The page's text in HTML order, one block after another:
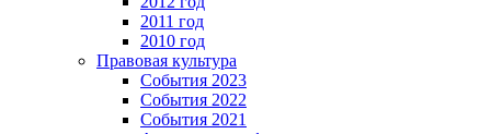
2011 год
2010 год
Правовая культура
События 2023
События 2022
События 2021